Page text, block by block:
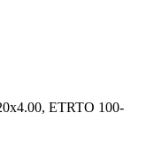
ETRTO 100-